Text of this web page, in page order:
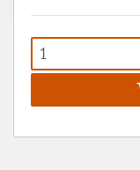
ohne Haselnüsse
Bio
vegan
ohne Erdnüsse